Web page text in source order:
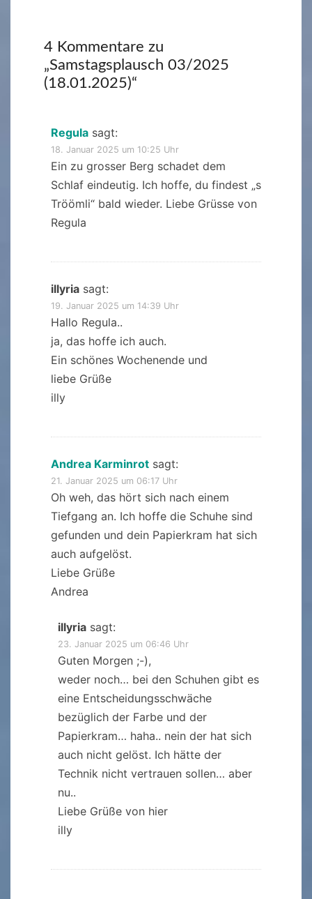
4 Kommentare zu
„Samstagsplausch 03/2025
(18.01.2025)“
Regula sagt:
18. Januar 2025 um 10:25 Uhr
Ein zu grosser Berg schadet dem
Schlaf eindeutig. Ich hoffe, du findest „s
Tröömli“ bald wieder. Liebe Grüsse von
Regula
illyria sagt:
19. Januar 2025 um 14:39 Uhr
Hallo Regula..
ja, das hoffe ich auch.
Ein schönes Wochenende und
liebe Grüße
illy
Andrea Karminrot sagt:
21. Januar 2025 um 06:17 Uhr
Oh weh, das hört sich nach einem
Tiefgang an. Ich hoffe die Schuhe sind
gefunden und dein Papierkram hat sich
auch aufgelöst.
Liebe Grüße
Andrea
illyria sagt:
23. Januar 2025 um 06:46 Uhr
Guten Morgen ;-),
weder noch… bei den Schuhen gibt es
eine Entscheidungsschwäche
bezüglich der Farbe und der
Papierkram… haha.. nein der hat sich
auch nicht gelöst. Ich hätte der
Technik nicht vertrauen sollen… aber
nu..
Liebe Grüße von hier
illy